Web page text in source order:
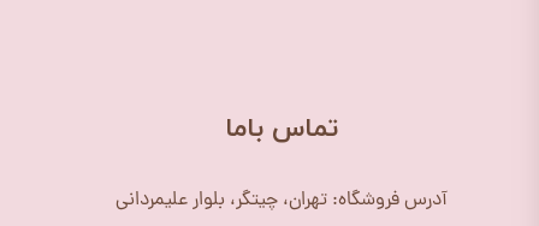
​تماس باما
آدرس فروشگاه: تهران، چیتگر، بلوار علیمردانی